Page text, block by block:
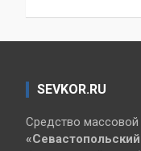
записям
SEVKOR.RU
Средство
«Севастопольский